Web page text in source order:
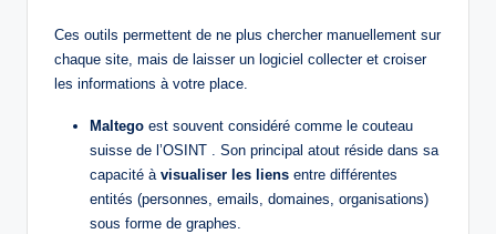
Ces outils permettent de ne plus chercher manuellement sur
chaque site, mais de laisser un logiciel collecter et croiser
les informations à votre place.
Maltego est souvent considéré comme le couteau
suisse de l’OSINT . Son principal atout réside dans sa
capacité à visualiser les liens entre différentes
entités (personnes, emails, domaines, organisations)
sous forme de graphes.